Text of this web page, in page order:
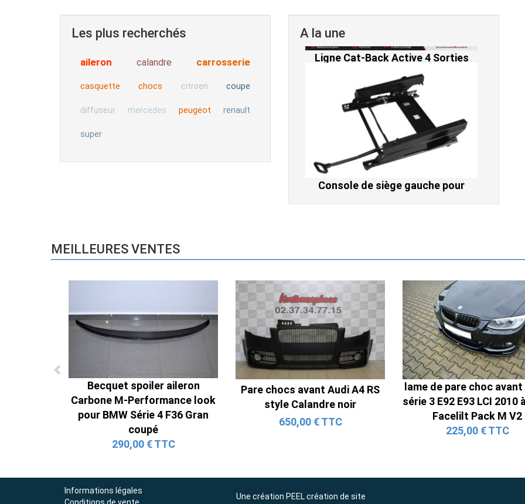
Les plus recherchés
aileron calandre carrosserie
casquette chocs citroen coupe
diffuseur mercedes peugeot renault
super
A la une
Ligne Cat-Back Active 4 Sorties
avec Tube en H pour Ford Mustang
GT & V6 (2015-2023)
Console de siège gauche pour
BMW Série 3 E46 (hors Cabriolet et
MEILLEURES VENTES
Becquet spoiler aileron
Carbone M-Performance look
pour BMW Série 4 F36 Gran
coupé
290,00 € TTC
Pare chocs avant Audi A4 RS
style Calandre noir
650,00 € TTC
lame de pare choc avant
série 3 E92 E93 LCI 2010
Facelilt Pack M V2
225,00 € TTC
Informations légales
Une création PEEL création de site